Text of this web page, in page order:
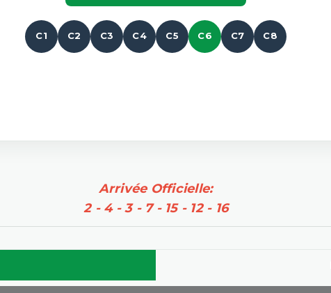
C1 C2 C3 C4 C5 C6 C7 C8
Arrivée Officielle:
2 - 4 - 3 - 7 - 15 - 12 - 16